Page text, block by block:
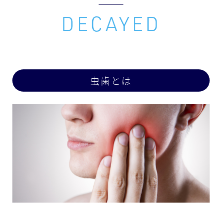
虫歯とは